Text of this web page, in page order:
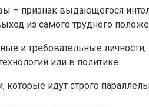
– признак выдающегося
из самого трудного
и требовательные
или в политике.
идут строго